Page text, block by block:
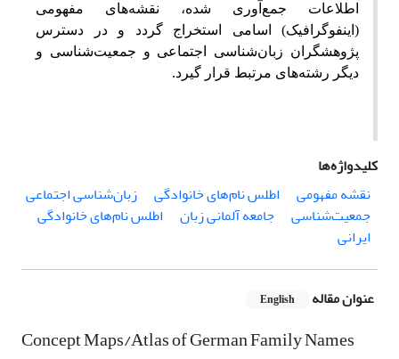
اطلاعات جمع‌آوری شده، نقشه‌های مفهومی
(اینفوگرافیک) اسامی استخراج گردد و در دسترس
پژوهشگران زبان‌شناسی اجتماعی و جمعیت‌شناسی و
دیگر رشته‌های مرتبط قرار گیرد.
کلیدواژه‌ها
نقشه مفهومی
اطلس نام‌های خانوادگی
زبان‌شناسی اجتماعی
جمعیت‌شناسی
جامعه آلمانی زبان
اطلس نام‌های خانوادگی
ایرانی
عنوان مقاله English
Concept Maps/Atlas of German Family Names